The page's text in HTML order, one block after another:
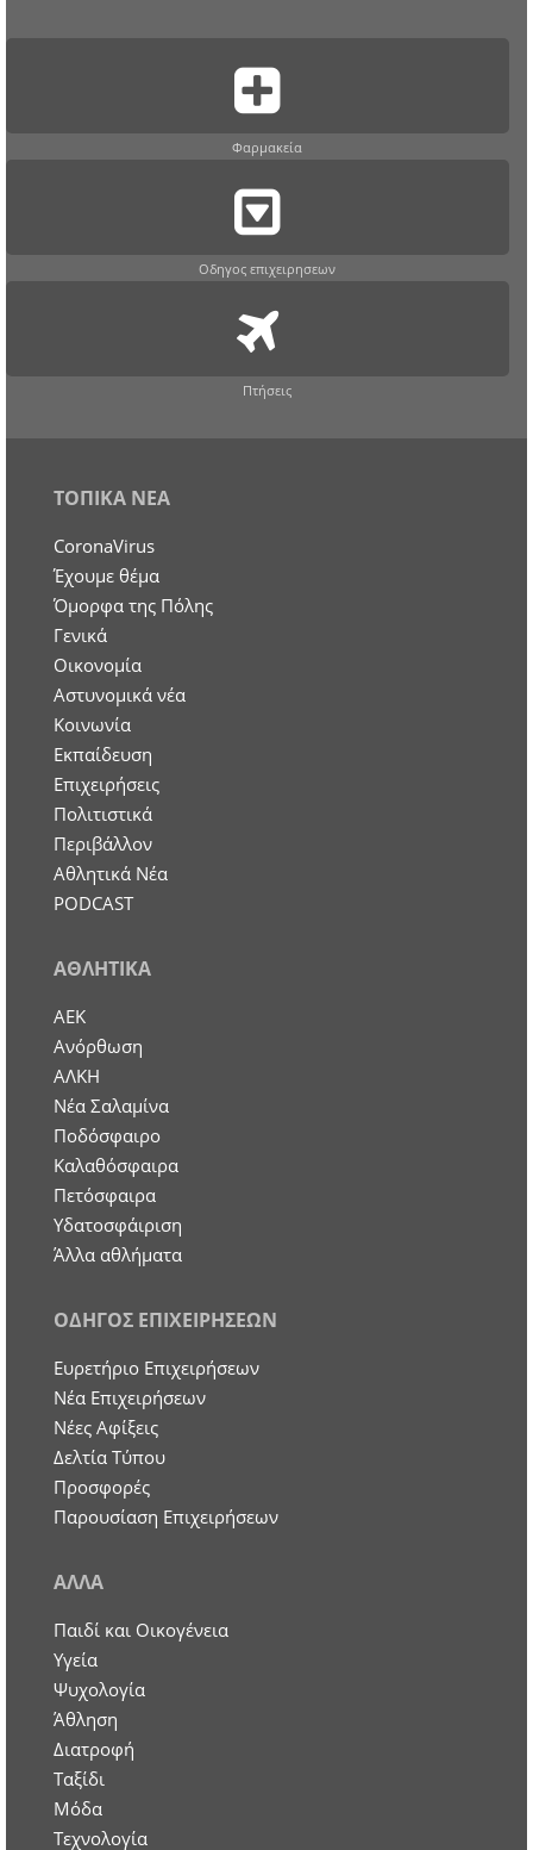
Φαρμακεία
Οδηγος επιχειρησεων
Πτήσεις
ΤΟΠΙΚΑ ΝΕΑ
CoronaVirus
Έχουμε θέμα
Όμορφα της Πόλης
Γενικά
Οικονομία
Aστυνομικά νέα
Κοινωνία
Εκπαίδευση
Επιχειρήσεις
Πολιτιστικά
Περιβάλλον
Αθλητικά Νέα
PODCAST
ΑΘΛΗΤΙΚΑ
ΑΕΚ
Ανόρθωση
ΑΛΚΗ
Νέα Σαλαμίνα
Ποδόσφαιρο
Καλαθόσφαιρα
Πετόσφαιρα
Υδατοσφάιριση
Άλλα αθλήματα
ΟΔΗΓΟΣ ΕΠΙΧΕΙΡΗΣΕΩΝ
Ευρετήριο Επιχειρήσεων
Nέα Επιχειρήσεων
Νέες Αφίξεις
Δελτία Τύπου
Προσφορές
Παρουσίαση Επιχειρήσεων
ΑΛΛΑ
Παιδί και Οικογένεια
Υγεία
Ψυχολογία
Άθληση
Διατροφή
Ταξίδι
Μόδα
Τεχνολογία